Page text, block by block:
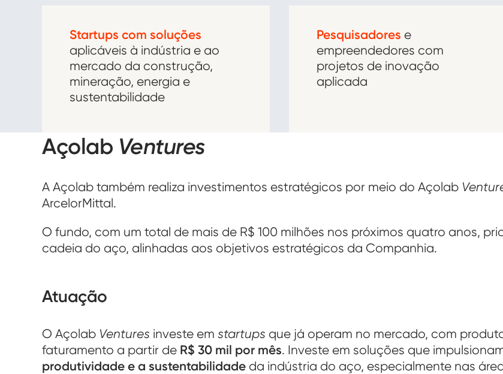
Startups com soluções
aplicáveis à indústria e ao
mercado da construção,
mineração, energia e
sustentabilidade
Pesquisadores e
empreendedores com
projetos de inovação
aplicada
Açolab Ventures
A Açolab também realiza investimentos estratégicos por meio do Açolab
ArcelorMittal.
O fundo, com um total de mais de R$ 100 milhões nos próximos quatro anos,
cadeia do aço, alinhadas aos objetivos estratégicos da Companhia.
Atuação
O Açolab Ventures investe em startups que já operam no mercado, com
faturamento a partir de R$ 30 mil por mês. Investe em soluções que
produtividade e a sustentabilidade da indústria do aço, especialmente nas